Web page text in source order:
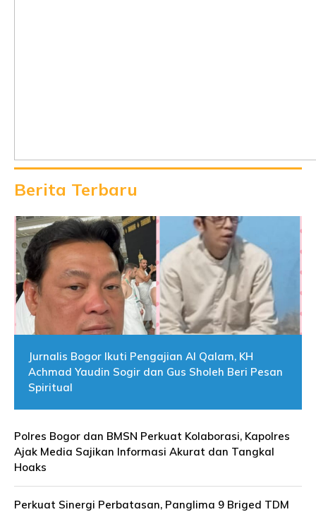
Berita Terbaru
Jurnalis Bogor Ikuti Pengajian Al Qalam, KH
Achmad Yaudin Sogir dan Gus Sholeh Beri Pesan
Spiritual
Polres Bogor dan BMSN Perkuat Kolaborasi, Kapolres
Ajak Media Sajikan Informasi Akurat dan Tangkal
Hoaks
Perkuat Sinergi Perbatasan, Panglima 9 Briged TDM